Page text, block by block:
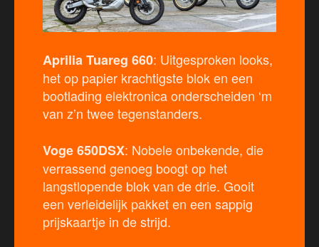
Aprilia Tuareg 660: Uitgesproken looks,
het op papier krachtigste blok en een
bootlading elektronica onderscheiden ‘m
van z’n twee tegenstanders.
Voge 650DSX: Nobele onbekende, die
verrassend genoeg boogt op het
langstlopende blok van de drie. Gooit
een verleidelijk pakket en een sappig
prijskaartje in de strijd.